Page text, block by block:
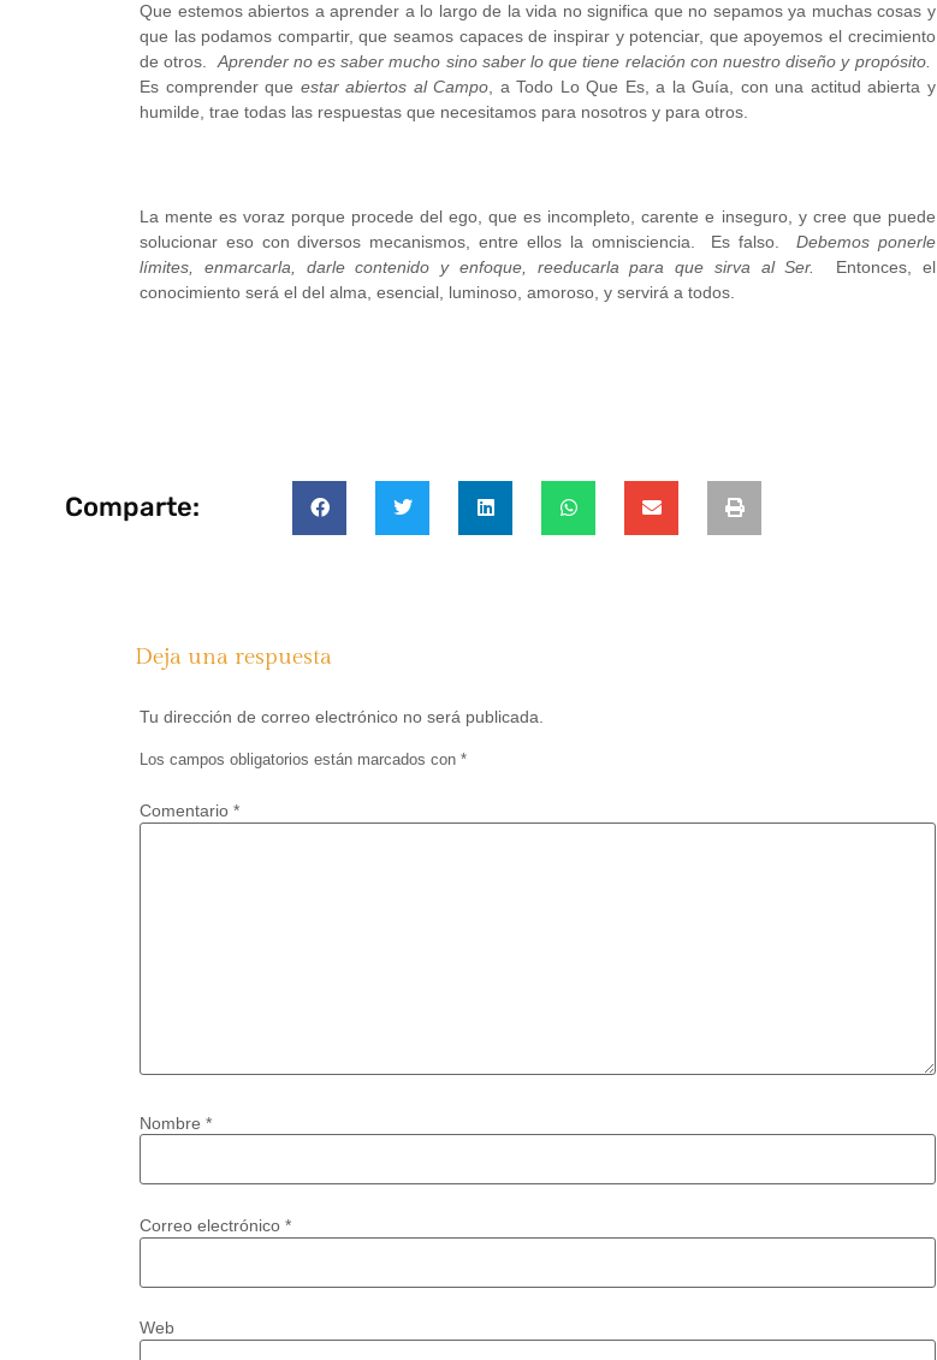
Que estemos abiertos a aprender a lo largo de la vida no significa que no sepamos ya muchas cosas y
que las podamos compartir, que seamos capaces de inspirar y potenciar, que apoyemos el crecimiento
de otros. Aprender no es saber mucho sino saber lo que tiene relación con nuestro diseño y propósito.
Es comprender que estar abiertos al Campo , a Todo Lo Que Es, a la Guía, con una actitud abierta y
humilde, trae todas las respuestas que necesitamos para nosotros y para otros.
La mente es voraz porque procede del ego, que es incompleto, carente e inseguro, y cree que puede
solucionar eso con diversos mecanismos, entre ellos la omnisciencia. Es falso. Debemos ponerle
límites, enmarcarla, darle contenido y enfoque, reeducarla para que sirva al Ser.
Entonces, el
conocimiento será el del alma, esencial, luminoso, amoroso, y servirá a todos.
Comparte:
Deja una respuesta
Tu dirección de correo electrónico no será publicada.
Los campos obligatorios están marcados con *
Comentario *
Nombre *
Correo electrónico *
Web